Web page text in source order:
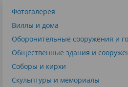
Фотогалерея
Виллы и дома
Оборонительные сооружения и
Общественные здания и
Соборы и кирхи
Скульптуры и мемориалы